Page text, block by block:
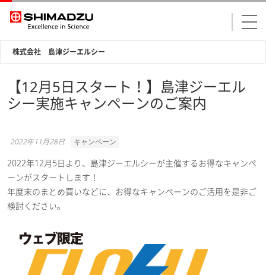
株式会社 島津ジーエルシー
【12月5日スタート！】島津ジーエル
シー実施キャンペーンのご案内
2022年11月28日 キャンペーン
2022年12月5日より、島津ジーエルシーが主催するお得なキャンペ
ーンがスタートします！
年度末のまとめ買いなどに、お得なキャンペーンのご活用を是非ご
検討ください。